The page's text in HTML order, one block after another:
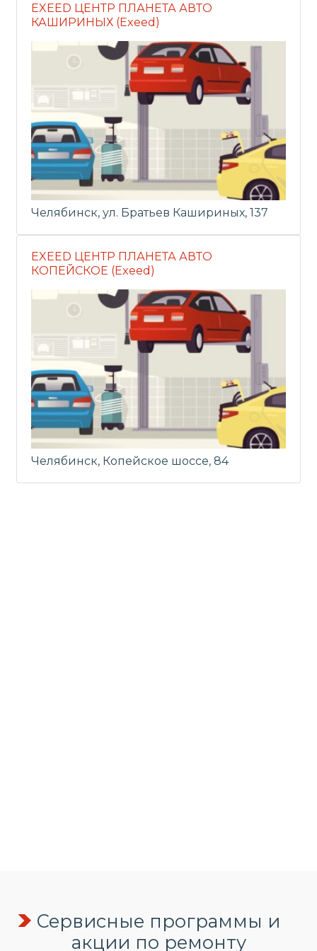
EXEED ЦЕНТР ПЛАНЕТА АВТО
КАШИРИНЫХ (Exeed)
Челябинск, ул. Братьев Кашириных, 137
EXEED ЦЕНТР ПЛАНЕТА АВТО
КОПЕЙСКОЕ (Exeed)
Челябинск, Копейское шоссе, 84
Сервисные программы и
акции по ремонту